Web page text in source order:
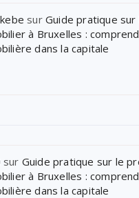
sur Guide pratique
à Bruxelles :
dans la capitale
sur Guide pratique sur le
à Bruxelles :
dans la capitale